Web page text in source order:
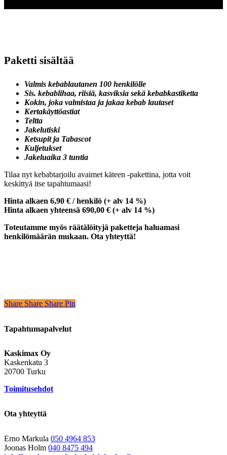
Paketti sisältää
Valmis kebablautanen 100 henkilölle
Sis. kebablihaa, riisiä, kasviksia sekä kebabkastiketta
Kokin, joka valmistaa ja jakaa kebab lautaset
Kertakäyttöastiat
Teltta
Jakelutiski
Ketsupit ja Tabascot
Kuljetukset
Jakeluaika 3 tuntia
Tilaa nyt kebabtarjoilu avaimet käteen -pakettina, jotta voit
keskittyä itse tapahtumaasi!
Hinta alkaen 6,90 € / henkilö (+ alv 14 %)
Hinta alkaen yhteensä 690,00 € (+ alv 14 %)
Toteutamme myös räätälöityjä paketteja haluamasi
henkilömäärän mukaan. Ota yhteyttä!
Share
Share Share Share Pin
Tapahtumapalvelut
Kaskimax Oy
Kaskenkatu 3
20700 Turku
Toimitusehdot
Ota yhteyttä
Erno Markula 050 4964 853
Joonas Holm 040 8475 494